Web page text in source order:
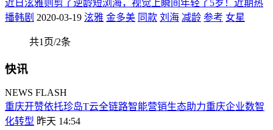
近日泫雅则剪了逆龄短浏海，视觉上瞬间年轻了5岁！近期热
播韩剧 2020-03-19 泫雅 金多美 同款 刘海 减龄 参考 女星
共1页/2条
快讯
NEWS FLASH
重庆开赞依托珍岛T云全链路智能营销生态助力重庆企业数智
化转型 昨天 14:54